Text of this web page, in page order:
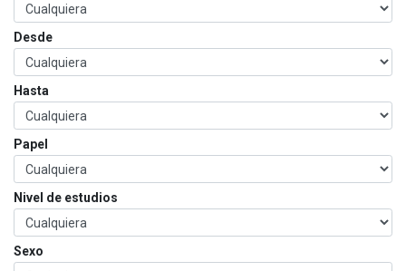
Desde
Hasta
Papel
Nivel de estudios
Sexo